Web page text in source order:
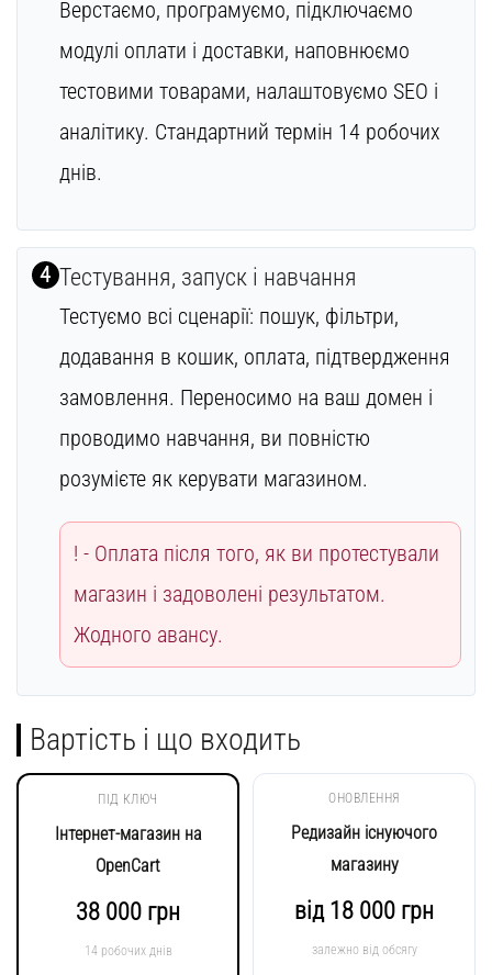
Верстаємо, програмуємо, підключаємо
модулі оплати і доставки, наповнюємо
тестовими товарами, налаштовуємо SEO і
аналітику. Стандартний термін 14 робочих
днів.
4 Тестування, запуск і навчання
Тестуємо всі сценарії: пошук, фільтри,
додавання в кошик, оплата, підтвердження
замовлення. Переносимо на ваш домен і
проводимо навчання, ви повністю
розумієте як керувати магазином.
Оплата після того, як ви протестували
магазин і задоволені результатом.
Жодного авансу.
Вартість і що входить
ПІД КЛЮЧ
Інтернет-магазин на
OpenCart
38 000 грн
14 робочих днів
ОНОВЛЕННЯ
Редизайн існуючого
магазину
від 18 000 грн
залежно від обсягу